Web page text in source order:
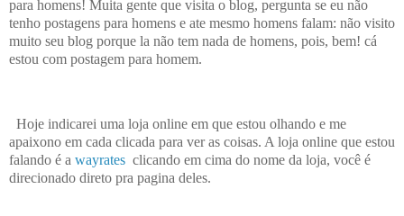
para homens! Muita gente que visita o blog, pergunta se eu não
tenho postagens para homens e ate mesmo homens falam: não visito
muito seu blog porque la não tem nada de homens, pois, bem! cá
estou com postagem para homem.
Hoje indicarei uma loja online em que estou olhando e me
apaixono em cada clicada para ver as coisas. A loja online que estou
falando é a wayrates clicando em cima do nome da loja, você é
direcionado direto pra pagina deles.